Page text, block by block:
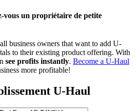
vous un propriétaire de petite
business owners that want to add U-
to their existing product offering. With
see profits instantly. Become a U-Haul
more profitable!
U-Haul